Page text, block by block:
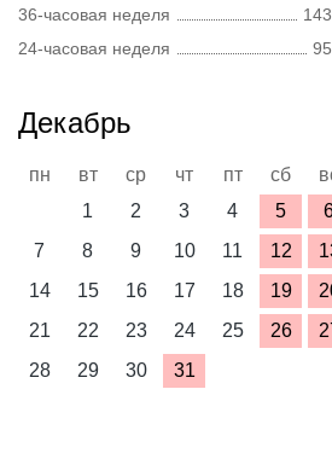
36-часовая неделя
24-часовая неделя
Декабрь
пн вт ср чт пт сб
1
2 3 4 5
7
8 9 10 11 12
14
15 16 17 18 19
21
22 23 24 25 26
28
29 30 31